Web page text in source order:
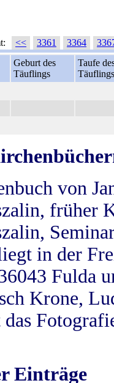
<< 3361 3364
Geburt des
Täuflings
Taufe
Täuflings
von
früher
in der
Fulda
Krone,
Einträge